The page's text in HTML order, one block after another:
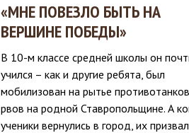
«МНЕ ПОВЕЗЛО БЫТЬ НА
ВЕРШИНЕ ПОБЕДЫ»
В 10-м классе средней школы он
учился – как и другие ребята, был
мобилизован на рытье
рвов на родной Ставропольщине. А
ученики вернулись в город, их